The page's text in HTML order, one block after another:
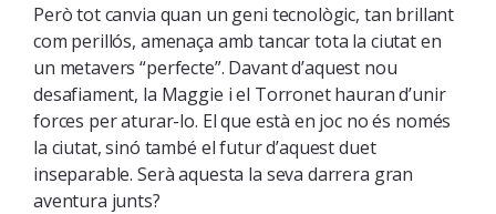
Però tot canvia quan un geni tecnològic, tan brillant
com perillós, amenaça amb tancar tota la ciutat en
un metavers “perfecte”. Davant d’aquest nou
desafiament, la Maggie i el Torronet hauran d’unir
forces per aturar-lo. El que està en joc no és només
la ciutat, sinó també el futur d’aquest duet
inseparable. Serà aquesta la seva darrera gran
aventura junts?